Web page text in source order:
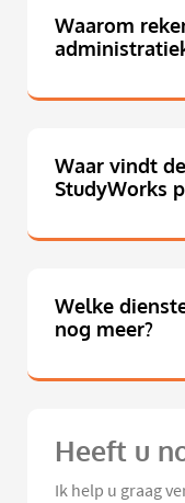
Waarom
Waar vindt
StudyWorks
Welke
nog meer?
Heeft u
Ik help u graag